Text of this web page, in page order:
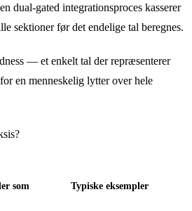
dual-gated integrationsproces kasserer
sektioner før det endelige tal beregnes.
— et enkelt tal der repræsenterer
en menneskelig lytter over hele
som Typiske eksempler